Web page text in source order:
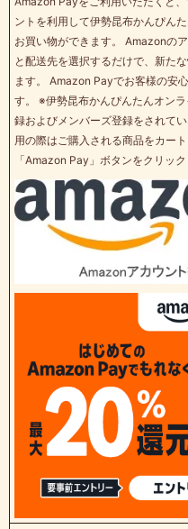
ントを利用して伊勢昆布かんぴん
お買い物ができます。 Amazonの
と配送先を選択するだけで、新た
ます。 Amazon Payでお客様の安
す。 ※伊勢昆布かんぴんたんオン
録およびメンバーズ登録をされて
用の際はご購入される商品をカー
「Amazon Pay」ボタンをクリック